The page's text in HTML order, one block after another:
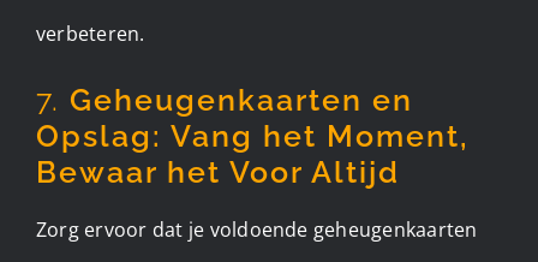
verbeteren.
7. Geheugenkaarten en
Opslag: Vang het Moment,
Bewaar het Voor Altijd
Zorg ervoor dat je voldoende geheugenkaarten